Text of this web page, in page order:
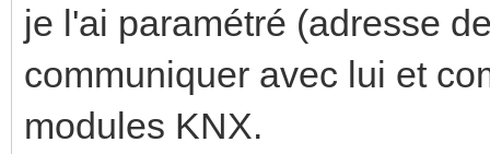
je l'ai paramétré (adresse
communiquer avec lui et
modules KNX.